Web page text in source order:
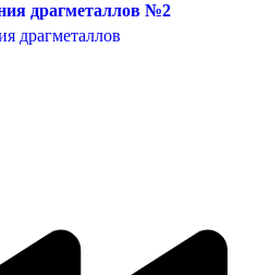
драгметаллов №2
драгметаллов